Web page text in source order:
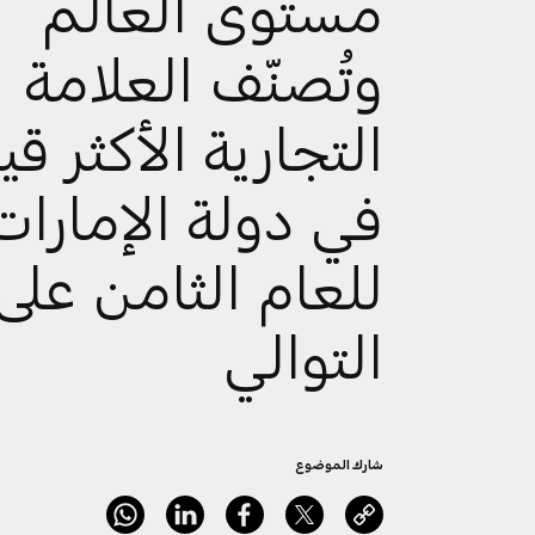
وتُصنّف العلامة
التجارية الأكثر
في دولة
للعام الثامن
التوالي
شارك الموضوع